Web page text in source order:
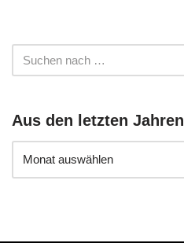
Aus den letzten Jahren